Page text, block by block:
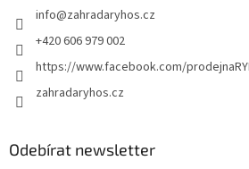
info@zahradaryhos.cz
+420 606 979 002
https://www.facebook.com/
zahradaryhos.cz
Odebírat newsletter